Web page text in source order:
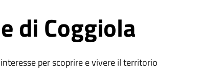
di Coggiola
per scoprire e vivere il territorio